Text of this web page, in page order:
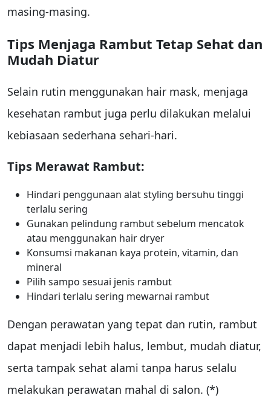
masing-masing.
Tips Menjaga Rambut Tetap Sehat dan
Mudah Diatur
Selain rutin menggunakan hair mask, menjaga
kesehatan rambut juga perlu dilakukan melalui
kebiasaan sederhana sehari-hari.
Tips Merawat Rambut:
Hindari penggunaan alat styling bersuhu tinggi
terlalu sering
Gunakan pelindung rambut sebelum mencatok
atau menggunakan hair dryer
Konsumsi makanan kaya protein, vitamin, dan
mineral
Pilih sampo sesuai jenis rambut
Hindari terlalu sering mewarnai rambut
Dengan perawatan yang tepat dan rutin, rambut
dapat menjadi lebih halus, lembut, mudah diatur,
serta tampak sehat alami tanpa harus selalu
melakukan perawatan mahal di salon. (*)